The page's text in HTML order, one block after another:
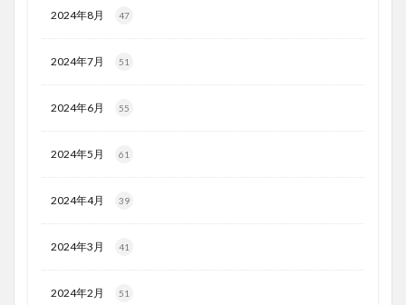
2024年8月 47
2024年7月 51
2024年6月 55
2024年5月 61
2024年4月 39
2024年3月 41
2024年2月 51